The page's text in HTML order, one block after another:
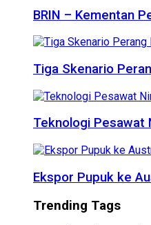
BRIN – Kementan
Tiga Skenario
Teknologi Pesawat
Ekspor Pupuk ke
Trending Tags